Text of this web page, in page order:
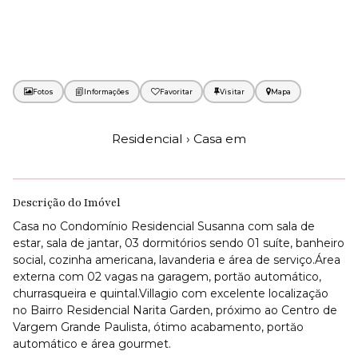
Fotos Favoritar Mapa
Residencial › Casa em
Descrição do Imóvel
Casa no Condomínio Residencial Susanna com sala de
estar, sala de jantar, 03 dormitórios sendo 01 suíte, banheiro
social, cozinha americana, lavanderia e área de serviço.Área
externa com 02 vagas na garagem, portăo automático,
churrasqueira e quintal.Villagio com excelente localizaçăo
no Bairro Residencial Narita Garden, próximo ao Centro de
Vargem Grande Paulista, ótimo acabamento, portăo
automático e área gourmet.